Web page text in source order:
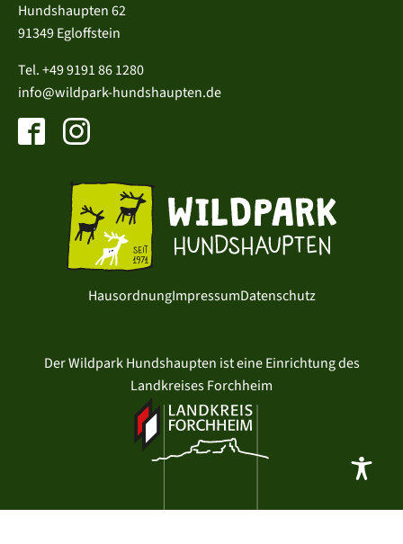
HausordnungImpressumDatenschutz
Der Wildpark Hundshaupten ist eine Einrichtung des
Landkreises Forchheim
Hundshaupten 62
91349 Egloffstein
Tel.+49 9191 86 1280
info@wildpark-hundshaupten.de